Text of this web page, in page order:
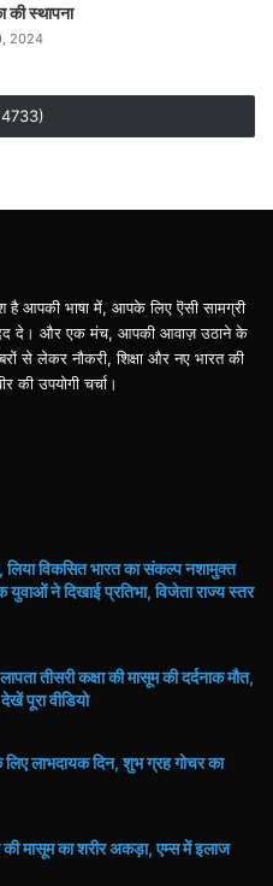
की स्थापना
2024
आपकी भाषा में, आपके लिए ऎसी सामग्री
दे। और एक मंच, आपकी आवाज़ उठाने के
से लेकर नौकरी, शिक्षा और नए भारत की
की उपयोगी चर्चा।
विकसित भारत का संकल्प नशामुक्त
ने दिखाई प्रतिभा, विजेता राज्य स्तर
तीसरी कक्षा की मासूम की दर्दनाक मौत,
पूरा वीडियो
लाभदायक दिन, शुभ ग्रह गोचर का
मासूम का शरीर अकड़ा, एम्स में इलाज